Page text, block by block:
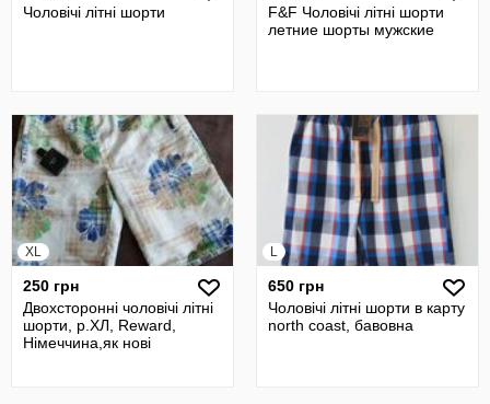
Чоловічі літні шорти
F&F Чоловічі літні шорти
летние шорты мужские
XL
250 грн
Двохсторонні чоловічі літні
шорти, р.ХЛ, Reward,
Німеччина,як нові
L
650 грн
Чоловічі літні шорти в карту
north coast, бавовна